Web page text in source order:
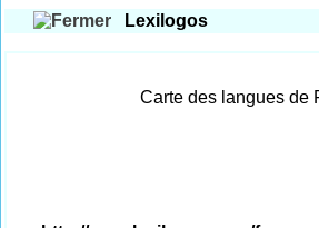
Lexilogos
Carte des langues de